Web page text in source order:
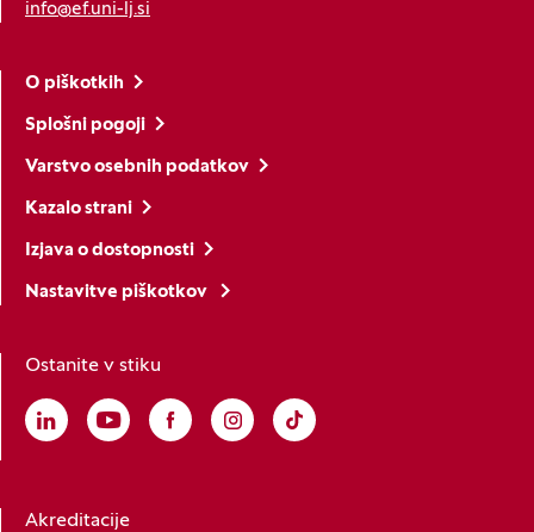
info@ef.uni-lj.si
O piškotkih
Splošni pogoji
Varstvo osebnih podatkov
Kazalo strani
Izjava o dostopnosti
Nastavitve piškotkov
Ostanite v stiku
Linkedin
(Odpre se v novem oknu)
Youtube
(Odpre se v novem oknu)
Facebook
(Odpre se v novem oknu)
Instagram
(Odpre se v novem oknu)
TikTok
(Odpre se v novem oknu)
Akreditacije